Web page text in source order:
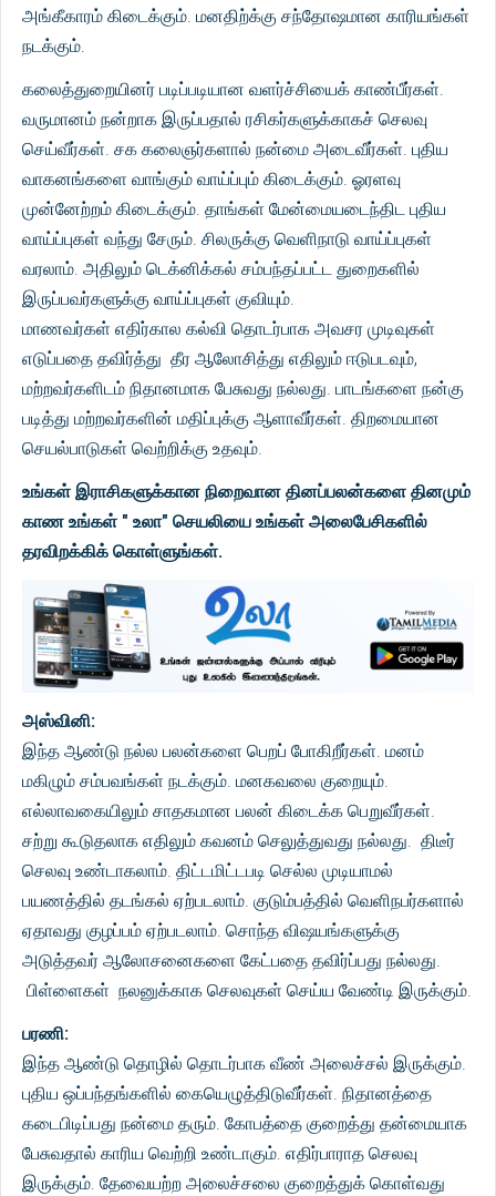
அங்கீகாரம் கிடைக்கும். மனதிற்க்கு சந்தோஷமான காரியங்கள்
நடக்கும்.
கலைத்துறையினர் படிப்படியான வளர்ச்சியைக் காண்பீர்கள்.
வருமானம் நன்றாக இருப்பதால் ரசிகர்களுக்காகச் செலவு
செய்வீர்கள். சக கலைஞர்களால் நன்மை அடைவீர்கள். புதிய
வாகனங்களை வாங்கும் வாய்ப்பும் கிடைக்கும். ஓரளவு
முன்னேற்றம் கிடைக்கும். தாங்கள் மேன்மையடைந்திட புதிய
வாய்ப்புகள் வந்து சேரும். சிலருக்கு வெளிநாடு வாய்ப்புகள்
வரலாம். அதிலும் டெக்னிக்கல் சம்பந்தப்பட்ட துறைகளில்
இருப்பவர்களுக்கு வாய்ப்புகள் குவியும்.
மாணவர்கள் எதிர்கால கல்வி தொடர்பாக அவசர முடிவுகள்
எடுப்பதை தவிர்த்து தீர ஆலோசித்து எதிலும் ஈடுபடவும்,
மற்றவர்களிடம் நிதானமாக பேசுவது நல்லது. பாடங்களை நன்கு
படித்து மற்றவர்களின் மதிப்புக்கு ஆளாவீர்கள். திறமையான
செயல்பாடுகள் வெற்றிக்கு உதவும்.
உங்கள் இராசிகளுக்கான நிறைவான தினப்பலன்களை தினமும்
காண உங்கள் " உலா" செயலியை உங்கள் அலைபேசிகளில்
தரவிறக்கிக் கொள்ளுங்கள்.
அஸ்வினி:
இந்த ஆண்டு நல்ல பலன்களை பெறப் போகிறீர்கள். மனம்
மகிழும் சம்பவங்கள் நடக்கும். மனகவலை குறையும்.
எல்லாவகையிலும் சாதகமான பலன் கிடைக்க பெறுவீர்கள்.
சற்று கூடுதலாக எதிலும் கவனம் செலுத்துவது நல்லது. திடீர்
செலவு உண்டாகலாம். திட்டமிட்டபடி செல்ல முடியாமல்
பயணத்தில் தடங்கல் ஏற்படலாம். குடும்பத்தில் வெளிநபர்களால்
ஏதாவது குழப்பம் ஏற்படலாம். சொந்த விஷயங்களுக்கு
அடுத்தவர் ஆலோசனைகளை கேட்பதை தவிர்ப்பது நல்லது.
பிள்ளைகள் நலனுக்காக செலவுகள் செய்ய வேண்டி இருக்கும்.
பரணி:
இந்த ஆண்டு தொழில் தொடர்பாக வீண் அலைச்சல் இருக்கும்.
புதிய ஒப்பந்தங்களில் கையெழுத்திடுவீர்கள். நிதானத்தை
கடைபிடிப்பது நன்மை தரும். கோபத்தை குறைத்து தன்மையாக
பேசுவதால் காரிய வெற்றி உண்டாகும். எதிர்பாராத செலவு
இருக்கும். தேவையற்ற அலைச்சலை குறைத்துக் கொள்வது